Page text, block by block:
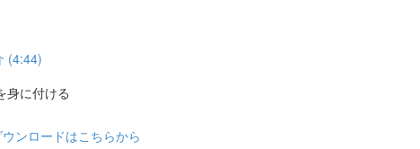
(4:44)
に付ける
ンロードはこちらから